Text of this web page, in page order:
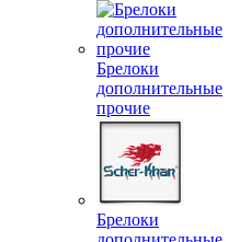
Брелоки
дополнительные
прочие
Брелоки